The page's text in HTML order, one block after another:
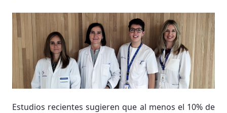
Estudios recientes sugieren que al menos el 10% de